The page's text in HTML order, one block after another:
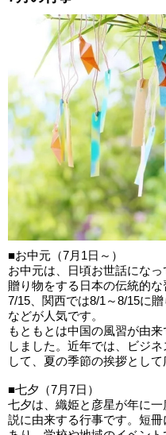
■お中元（7月1日～）
お中元は、日頃お世話にな
贈り物をする日本の伝統的
7/15、関西では8/1～8/15に
などが人気です。
もともとは中国の風習が由
しました。近年では、ビジ
して、夏の季節の挨拶として
■七夕（7月7日）
七夕は、織姫と彦星が年に
説に由来する行事です。短